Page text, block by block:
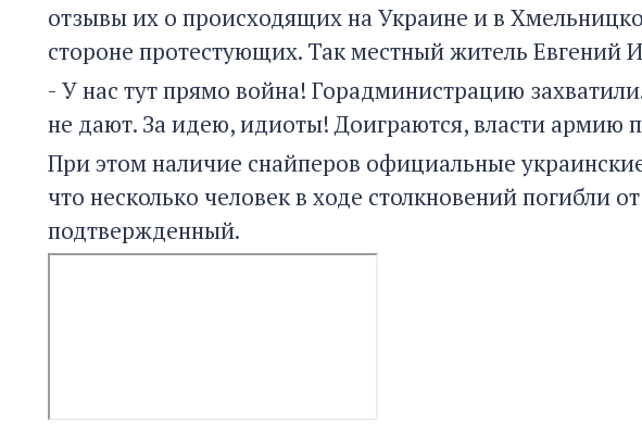
отзывы их о происходящих на Украине и в
стороне протестующих. Так местный житель Евгений
- У нас тут прямо война! Горадминистрацию
не дают. За идею, идиоты! Доиграются, власти
При этом наличие снайперов официальные
что несколько человек в ходе столкновений погибли
подтвержденный.